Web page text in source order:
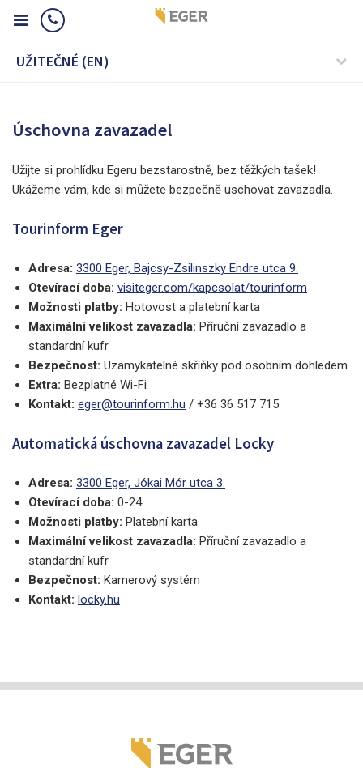
UŽITEČNÉ (EN)
Úschovna zavazadel
Užijte si prohlídku Egeru bezstarostně, bez těžkých tašek!
Ukážeme vám, kde si můžete bezpečně uschovat zavazadla.
Tourinform Eger
Adresa: 3300 Eger, Bajcsy-Zsilinszky Endre utca 9.
Otevírací doba: visiteger.com/kapcsolat/tourinform
Možnosti platby: Hotovost a platební karta
Maximální velikost zavazadla: Příruční zavazadlo a
standardní kufr
Bezpečnost: Uzamykatelné skříňky pod osobním dohledem
Extra: Bezplatné Wi-Fi
Kontakt: eger@tourinform.hu / +36 36 517 715
Automatická úschovna zavazadel Locky
Adresa: 3300 Eger, Jókai Mór utca 3.
Otevírací doba: 0-24
Možnosti platby: Platební karta
Maximální velikost zavazadla: Příruční zavazadlo a
standardní kufr
Bezpečnost: Kamerový systém
Kontakt: locky.hu